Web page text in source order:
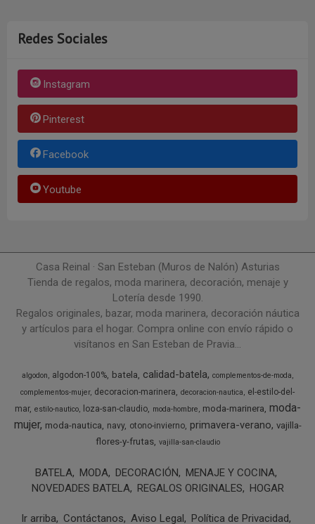
Redes Sociales
Instagram
Pinterest
Facebook
Youtube
Casa Reinal · San Esteban (Muros de Nalón) Asturias
Tienda de regalos, moda marinera, decoración, menaje y
Lotería desde 1990.
Regalos originales, bazar, moda marinera, decoración náutica
y artículos para el hogar. Compra online con envío rápido o
visítanos en San Esteban de Pravia...
algodon algodon-100% batela calidad-batela
complementos-de-moda
complementos-mujer decoracion-marinera decoracion-nautica
el-estilo-del-
mar estilo-nautico loza-san-claudio moda-hombre moda-marinera moda-
mujer moda-nautica navy otono-invierno primavera-verano vajilla-
flores-y-frutas vajilla-san-claudio
BATELA MODA DECORACIÓN
MENAJE Y COCINA
NOVEDADES BATELA REGALOS ORIGINALES HOGAR
Ir arriba Contáctanos Aviso Legal Política de Privacidad